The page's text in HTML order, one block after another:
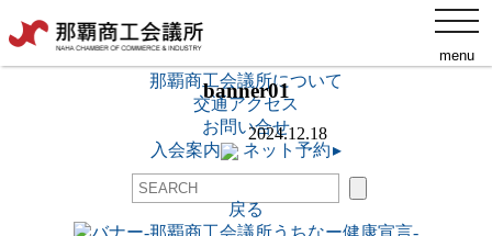
menu
ネット予約▸
那覇商工会議所について
交通アクセス
お問い合せ
ネット予約▸
入会案内
添付ファイル
banner01
2024.12.18
戻る